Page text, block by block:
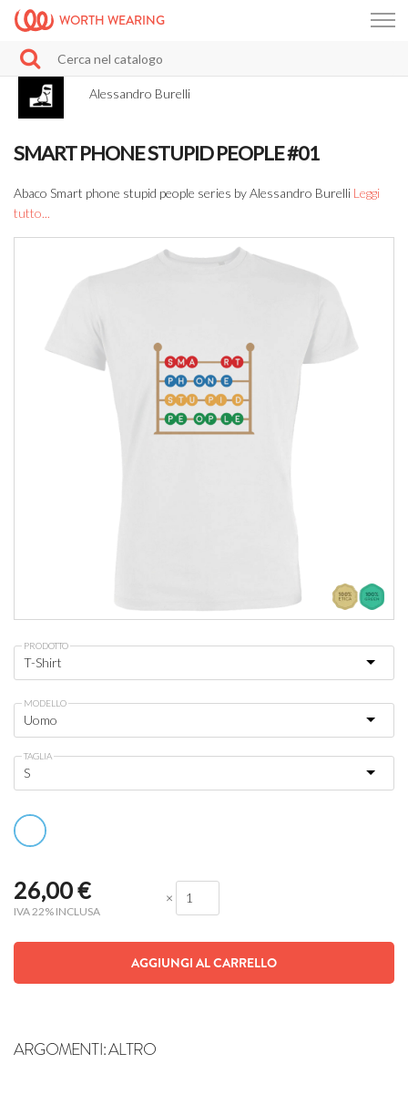
WORTH WEARING
Alessandro Burelli
SMART PHONE STUPID PEOPLE #01
Abaco Smart phone stupid people series by Alessandro Burelli Leggi
tutto...
PRODOTTO
MODELLO
TAGLIA
26,00€
IVA 22% INCLUSA
×
AGGIUNGI AL CARRELLO
ARGOMENTI:ALTRO